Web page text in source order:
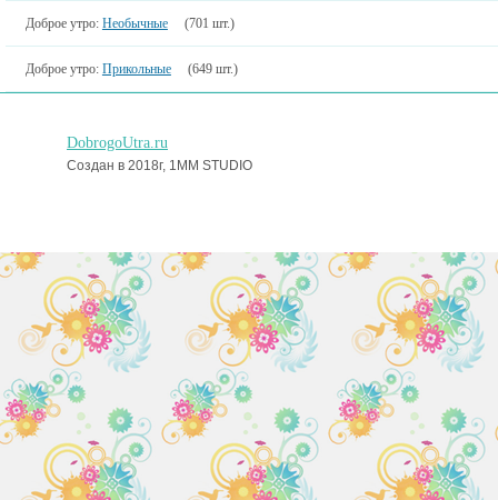
Доброе утро: Необычные (701 шт.)
Доброе утро: Прикольные (649 шт.)
DobrogoUtra.ru
Создан в 2018г, 1MM STUDIO